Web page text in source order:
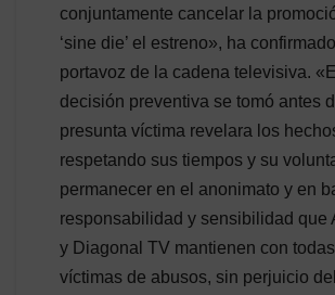
conjuntamente cancelar la
‘sine die’ el estreno», ha
portavoz de la cadena televisiva.
decisión preventiva se tomó antes
presunta víctima revelara los
respetando sus tiempos y su
permanecer en el anonimato y en
responsabilidad y sensibilidad que
y Diagonal TV mantienen con
víctimas de abusos, sin perjuicio